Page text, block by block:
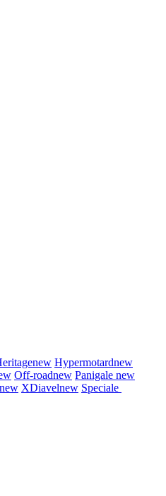
new Hypermotardnew
Off-roadnew Panigale new
new XDiavelnew Speciale